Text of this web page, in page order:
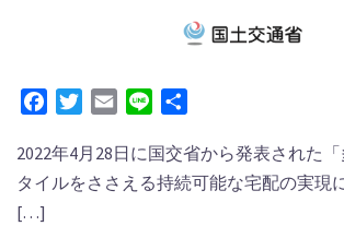
FacebookTwitterEmail Line
2022年4月28日に国交省から発表された
タイルをささえる持続可能な宅配の実現
[…]